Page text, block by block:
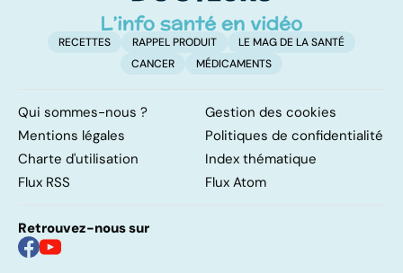
RECETTES RAPPEL PRODUIT
LE MAG DE LA SANTÉ
CANCER
MÉDICAMENTS
Qui sommes-nous ?
Gestion des cookies
Mentions légales
Politiques de confidentialité
Charte d'utilisation
Index thématique
Flux RSS
Flux Atom
Retrouvez-nous sur